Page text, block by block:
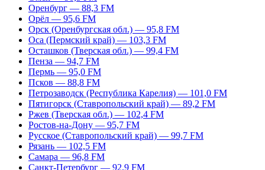
Оренбург — 88,3 FM
Орёл — 95,6 FM
Орск (Оренбургская обл.) — 95,8 FM
Оса (Пермский край) — 103,3 FM
Осташков (Тверская обл.) — 99,4 FM
Пенза — 94,7 FM
Пермь — 95,0 FM
Псков — 88,8 FM
Петрозаводск (Республика Карелия) — 101,0 FM
Пятигорск (Ставропольский край) — 89,2 FM
Ржев (Тверская обл.) — 102,4 FM
Ростов-на-Дону — 95,7 FM
Русское (Ставропольский край) — 99,7 FM
Рязань — 102,5 FM
Самара — 96,8 FM
Санкт-Петербург — 92,9 FM